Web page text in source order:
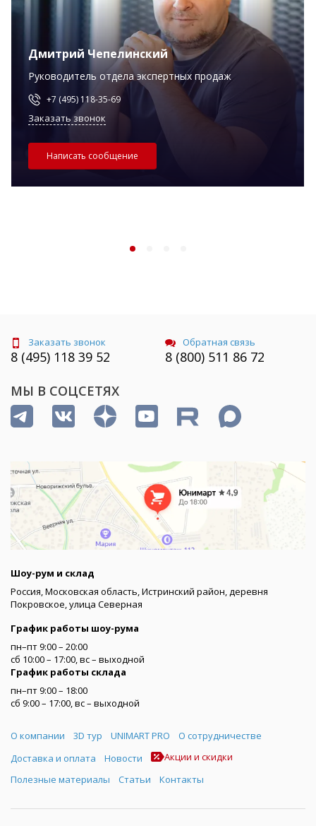
Дмитрий Чепелинский
Руководитель отдела экспертных продаж
+7 (495) 118-35-69
Заказать звонок
Написать сообщение
Заказать звонок
8 (495) 118 39 52
Обратная связь
8 (800) 511 86 72
МЫ В СОЦСЕТЯХ
Шоу-рум и склад
Россия, Московская область, Истринский район, деревня
Покровское, улица Северная
График работы шоу-рума
пн–пт 9:00 – 20:00
сб 10:00 – 17:00, вс – выходной
График работы склада
пн–пт 9:00 – 18:00
сб 9:00 – 17:00, вс – выходной
Меню
О компании 3D тур UNIMART PRO
О сотрудничестве
Доставка и оплата
Новости
Акции и скидки
Полезные материалы
Статьи Контакты